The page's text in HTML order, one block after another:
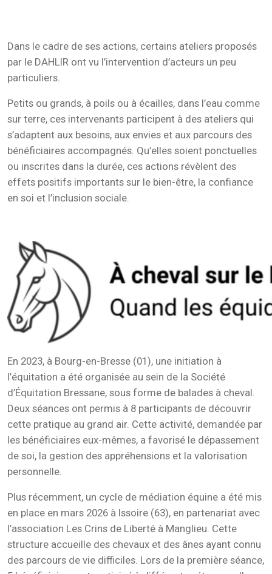
Dans le cadre de ses actions, certains ateliers proposés
par le DAHLIR ont vu l’intervention d’acteurs un peu
particuliers.
Petits ou grands, à poils ou à écailles, dans l’eau comme
sur terre, ces intervenants participent à des ateliers qui
s’adaptent aux besoins, aux envies et aux parcours des
bénéficiaires accompagnés. Qu’elles soient ponctuelles
ou inscrites dans la durée, ces actions révèlent des
effets positifs importants sur le bien-être, la confiance
en soi et l’inclusion sociale.
En 2023, à Bourg-en-Bresse (01), une initiation à
l’équitation a été organisée au sein de la Société
d’Équitation Bressane, sous forme de balades à cheval.
Deux séances ont permis à 8 participants de découvrir
cette pratique au grand air. Cette activité, demandée par
les bénéficiaires eux-mêmes, a favorisé le dépassement
de soi, la gestion des appréhensions et la valorisation
personnelle.
Plus récemment, un cycle de médiation équine a été mis
en place en mars 2026 à Issoire (63), en partenariat avec
l’association Les Crins de Liberté à Manglieu. Cette
structure accueille des chevaux et des ânes ayant connu
des parcours de vie difficiles. Lors de la première séance,